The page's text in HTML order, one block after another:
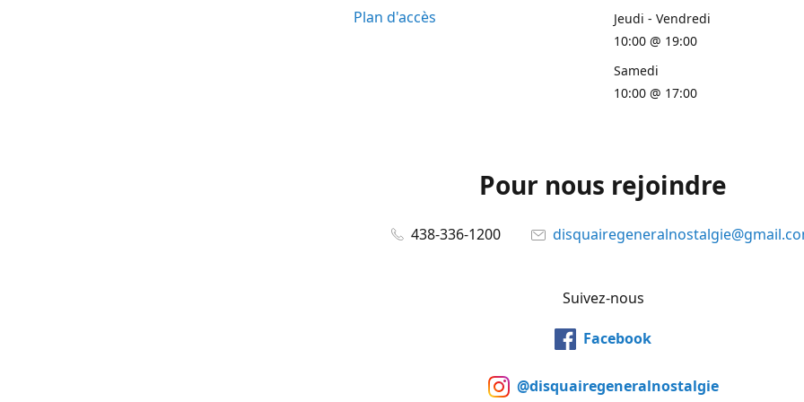
Plan d'accès
Jeudi - Vendredi
10:00 @ 19:00
Samedi
10:00 @ 17:00
Pour nous rejoindre
438-336-1200
Suivez-nous
Facebook
@disquairegeneralnostalgie